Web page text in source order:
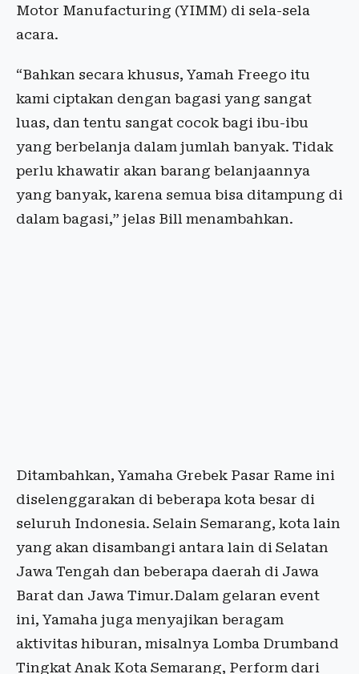
Motor Manufacturing (YIMM) di sela-sela
acara.
“Bahkan secara khusus, Yamah Freego itu
kami ciptakan dengan bagasi yang sangat
luas, dan tentu sangat cocok bagi ibu-ibu
yang berbelanja dalam jumlah banyak. Tidak
perlu khawatir akan barang belanjaannya
yang banyak, karena semua bisa ditampung di
dalam bagasi,” jelas Bill menambahkan.
Ditambahkan, Yamaha Grebek Pasar Rame ini
diselenggarakan di beberapa kota besar di
seluruh Indonesia. Selain Semarang, kota lain
yang akan disambangi antara lain di Selatan
Jawa Tengah dan beberapa daerah di Jawa
Barat dan Jawa Timur.Dalam gelaran event
ini, Yamaha juga menyajikan beragam
aktivitas hiburan, misalnya Lomba Drumband
Tingkat Anak Kota Semarang, Perform dari